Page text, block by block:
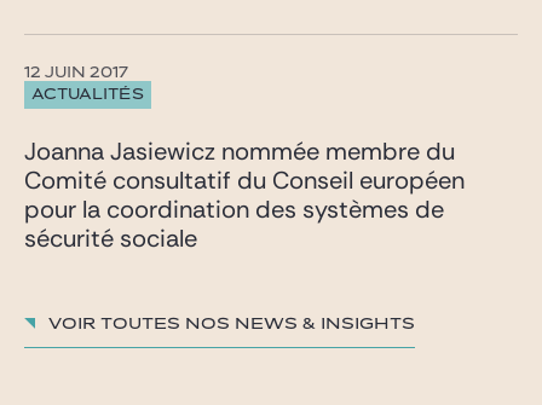
ACTUALITÉS
12 JUIN 2017
Joanna Jasiewicz nommée membre du
Comité consultatif du Conseil européen
pour la coordination des systèmes de
sécurité sociale
Voir toutes nos News & insights